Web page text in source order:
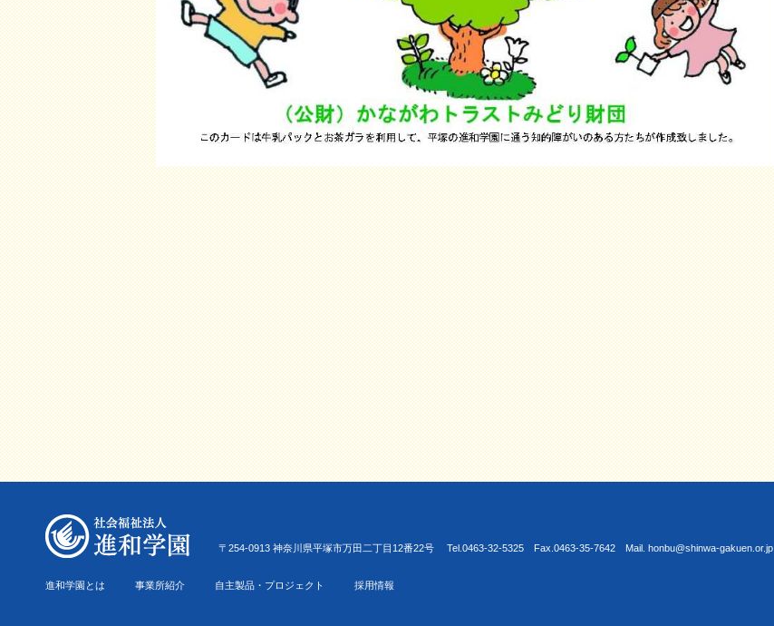
〒254-0913 神奈川県平塚市万田二丁目12番22号 Tel.0463-32-5325 Fax.0463-35-7642 Mail. honbu@shinwa-gakuen.or.jp
進和学園とは 事業所紹介 自主製品・プロジェクト 採用情報